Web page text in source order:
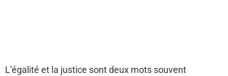
L’égalité et la justice sont deux mots souvent